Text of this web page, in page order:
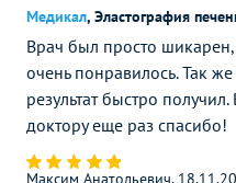
Медикал, Эластография
Врач был просто
очень понравилось. Так
результат быстро
доктору еще раз спасибо!
Максим Анатольевич,